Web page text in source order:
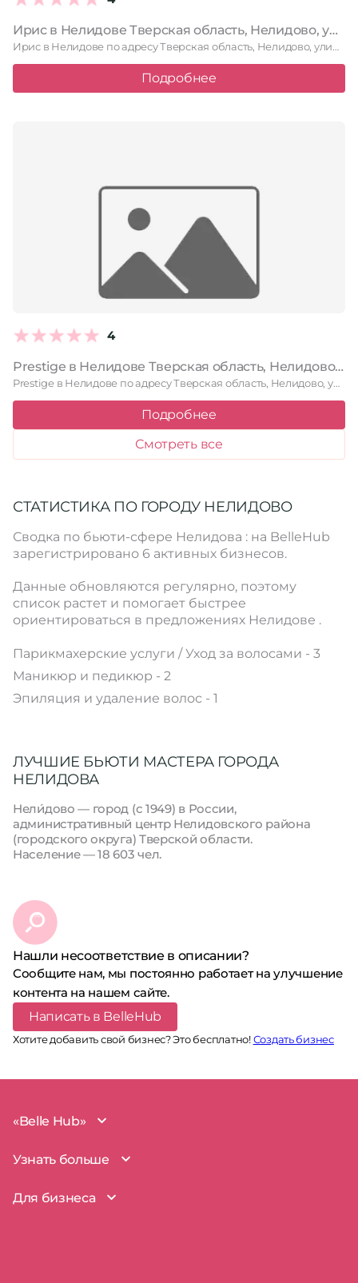
Ирис в Нелидове Тверская область, Нелидово, улица Матросова, 32
Ирис в Нелидове по адресу Тверская область, Нелидово, улица Матросова, …
Подробнее
4
Prestige в Нелидове Тверская область, Нелидово, улица Шменкеля, 9
Prestige в Нелидове по адресу Тверская область, Нелидово, улица Шменкеля, …
Подробнее
Смотреть все
СТАТИСТИКА ПО ГОРОДУ НЕЛИДОВО
Сводка по бьюти-сфере Нелидова : на BelleHub
зарегистрировано 6 активных бизнесов.
Данные обновляются регулярно, поэтому
список растет и помогает быстрее
ориентироваться в предложениях Нелидове .
Парикмахерские услуги / Уход за волосами - 3
Маникюр и педикюр - 2
Эпиляция и удаление волос - 1
ЛУЧШИЕ БЬЮТИ МАСТЕРА ГОРОДА
НЕЛИДОВА
Нели́дово — город (с 1949) в России,
административный центр Нелидовского района
(городского округа) Тверской области.
Население — 18 603 чел.
Нашли несоответствие в описании?
Сообщите нам, мы постоянно работает на улучшение
контента на нашем сайте.
Написать в BelleHub
Хотите добавить свой бизнес? Это бесплатно!Создать бизнес
«Belle Hub»
О проекте
Наша команда
Узнать больше
BelleHub для вас
Для бизнеса